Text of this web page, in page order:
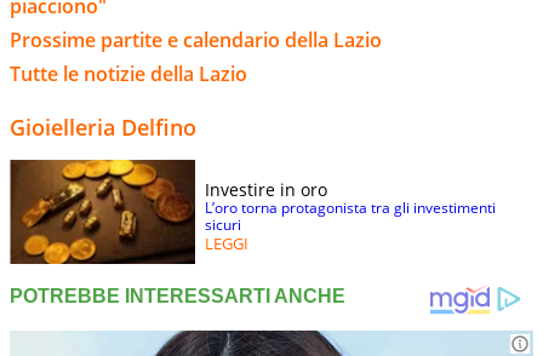
piacciono"
Prossime partite e calendario della Lazio
Tutte le notizie della Lazio
Gioielleria Delfino
Investire in oro
L’oro torna protagonista tra gli investimenti
sicuri
LEGGI